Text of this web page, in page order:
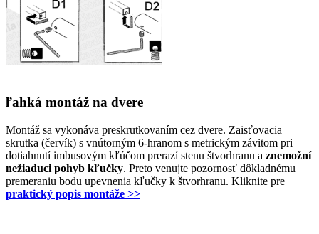
ľahká montáž na dvere
Montáž sa vykonáva preskrutkovaním cez dvere. Zaisťovacia
skrutka (červík) s vnútorným 6-hranom s metrickým závitom pri
dotiahnutí imbusovým kľúčom prerazí stenu štvorhranu a znemožní
nežiaduci pohyb kľučky. Preto venujte pozornosť dôkladnému
premeraniu bodu upevnenia kľučky k štvorhranu. Kliknite pre
praktický popis montáže >>